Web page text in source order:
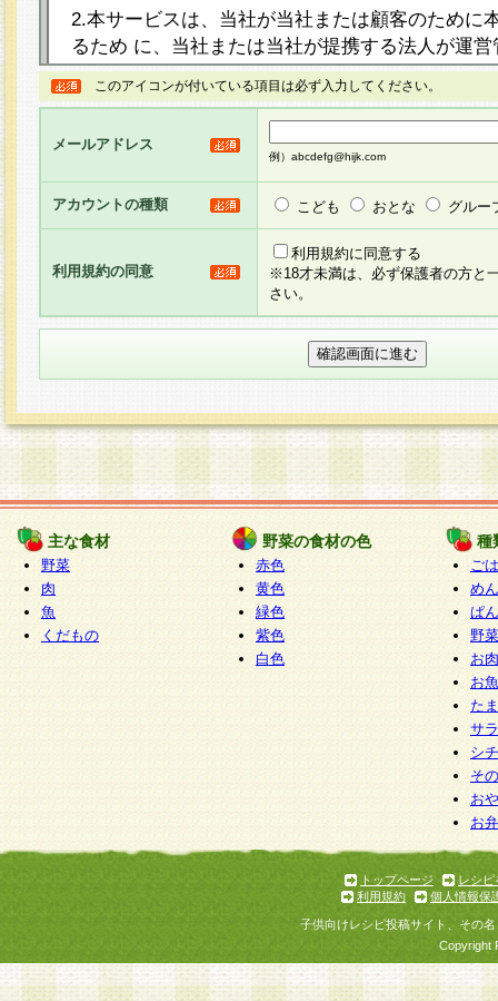
2.本サービスは、当社が当社または顧客のために
るため に、当社または当社が提携する法人が運
ト（以下「本サイト」といいます。）上に本サー
ージを設け、会員がアンケー ト調査に回答する
し、その結果を当社が集計・分析その他の利用を
るものです。なお、本サービスは、それぞれの目
員に対して本サービスの依頼を行うこともあり、
た全ての会員に対して本サービスの依頼をすると
りま す。
3.当社は、会員の事前の承諾を得ることなく、当
方 法・手段にて、本規約を任意に制定、変更ま
きるものとします。改定後の本規約等は、本規約
に掲示したときに、その 他の諸規定については
てその効力を生じるものとします。
4.本規約は、会員登録希望者による会員登録手続
の当社による会員登録の承認が完了した時点で会
たものとみなされ、会員に対して適用されるもの
5.当社がお聞きする個人情報は、すべて会員登録
で提 供いただいたものと考えております。従っ
自らの個人情報の提供を希望されない場合には、
をお預かりいたしません が、提供されないこと
商品やサービス等をご利用いただけない場合があ
了承ください。
6.当社は、お客様から当社が保有している個人情
加・ 利用停止等を求められた場合には、ご本人
て確認できた場合に限り、法令に準拠して合理的
いただきます。なお、開示 請求等の請求先は個
ります。
1.会員とは、本規約等を承諾のうえ、当社所定の
了し、当社が承認した者、グループとします。な
が以下に該当する場合は会員登録をすることがで
このアイコンが付いている項目は必ず入力してください。
メールアドレス
例）abcdefg@hijk.com
アカウントの種類 こども おとな グルー
利用規約の同意
利用規約に同意する
※18才未満は、必ず保護者の方と
さい。
主な食材
野菜
肉
魚
くだもの
野菜の食材の色
赤色
黄色
緑色
紫色
白色
種
ご
めん
ぱん
野
お
お
た
サ
シ
そ
お
お
トップページ
レシピ
利用規約
個人情報保
子供向けレシピ投稿サイト、その
Copyright